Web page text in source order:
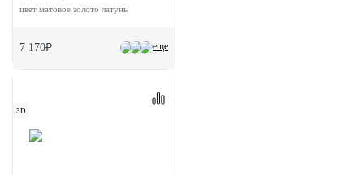
еще
цвет матовое золото латунь
7 170₽
3D